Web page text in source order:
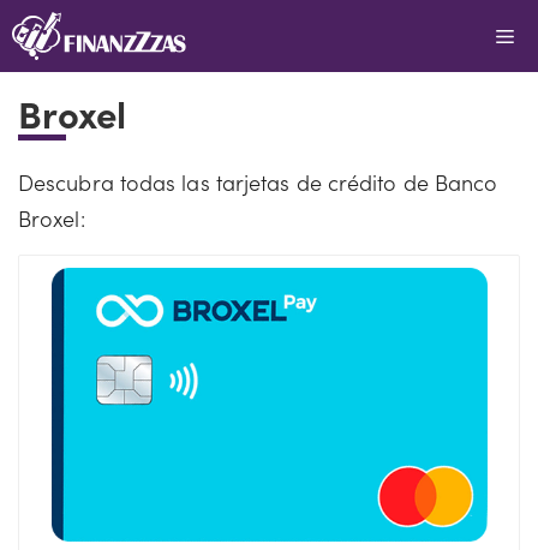
Saltar
al
Broxel
Descubra todas las tarjetas de crédito de Banco
Broxel: